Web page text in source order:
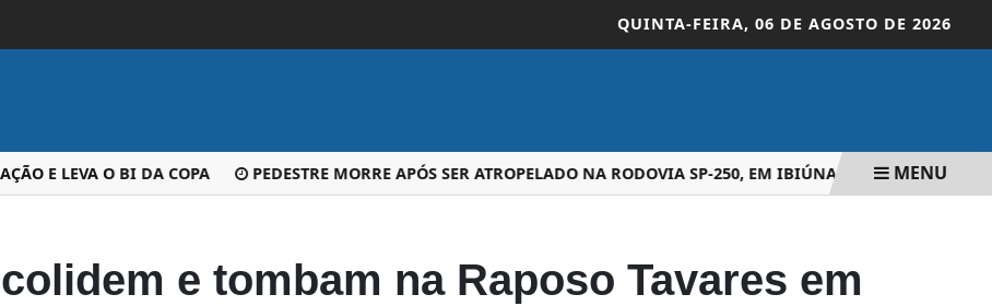
QUINTA-FEIRA, 06 DE AGOSTO DE 2026
E LEVA O BI DA COPA PEDESTRE MORRE APÓS SER ATROPELADO NA RODOVIA SP-250, EM IBIÚNA SP ABRE 2.631
MENU
e tombam na Raposo Tavares em